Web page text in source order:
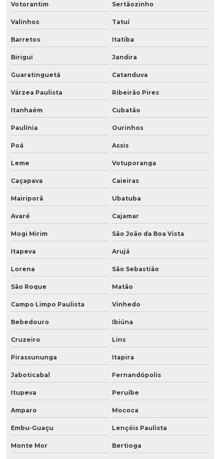
Votorantim Sertãozinho
Valinhos Tatuí
Barretos Itatiba
Birigui Jandira
Guaratinguetá Catanduva
Várzea Paulista Ribeirão Pires
Itanhaém Cubatão
Paulínia Ourinhos
Poá Assis
Leme Votuporanga
Caçapava Caieiras
Mairiporã Ubatuba
Avaré Cajamar
Mogi Mirim São João da Boa Vista
Itapeva Arujá
Lorena São Sebastião
São Roque Matão
Campo Limpo Paulista Vinhedo
Bebedouro Ibiúna
Cruzeiro Lins
Pirassununga Itapira
Jaboticabal Fernandópolis
Itupeva Peruíbe
Amparo Mococa
Embu-Guaçu Lençóis Paulista
Monte Mor Bertioga